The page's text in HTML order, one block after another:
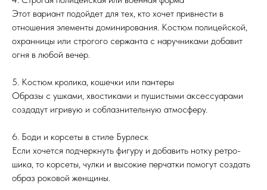
Этот вариант подойдет для тех, кто хочет привнести в
отношения элементы доминирования. Костюм полицейской,
охранницы или строгого сержанта с наручниками добавит
огня в любой вечер.
5. Костюм кролика, кошечки или пантеры
Образы с ушками, хвостиками и пушистыми аксессуарами
создадут игривую и соблазнительную атмосферу.
6. Боди и корсеты в стиле Бурлеск
Если хочется подчеркнуть фигуру и добавить нотку ретро-
шика, то корсеты, чулки и высокие перчатки помогут создать
образ роковой женщины.